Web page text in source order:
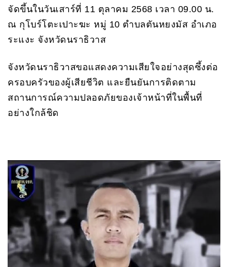
จัดขึ้นในวันเสาร์ที่ 11 ตุลาคม 2568 เวลา 09.00 น.
ณ กุโบร์โตะเปาะฆะ หมู่ 10 ตำบลตันหยงมัส อำเภอ
ระแงะ จังหวัดนราธิวาส
จังหวัดนราธิวาสขอแสดงความเสียใจอย่างสุดซึ้งต่อ
ครอบครัวของผู้เสียชีวิต และยืนยันการติดตาม
สถานการณ์ความปลอดภัยของเจ้าหน้าที่ในพื้นที่
อย่างใกล้ชิด